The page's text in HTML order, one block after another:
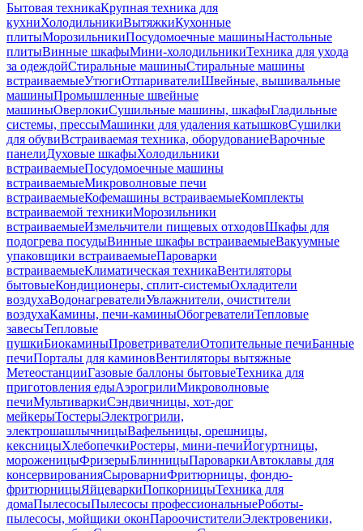
Бытовая техникаКрупная техника для
кухниХолодильникиВытяжкиКухонные
плитыМорозильникиПосудомоечные машиныНастольные
плитыВинные шкафыМини-холодильникиТехника для ухода
за одеждойСтиральные машиныСтиральные машины
встраиваемыеУтюгиОтпаривателиШвейные, вышивальные
машиныПромышленные швейные
машиныОверлокиСушильные машины, шкафыГладильные
системы, прессыМашинки для удаления катышковСушилки
для обувиВстраиваемая техника, оборудованиеВарочные
панелиДуховые шкафыХолодильники
встраиваемыеПосудомоечные машины
встраиваемыеМикроволновые печи
встраиваемыеКофемашины встраиваемыеКомплекты
встраиваемой техникиМорозильники
встраиваемыеИзмельчители пищевых отходовШкафы для
подогрева посудыВинные шкафы встраиваемыеВакуумные
упаковщики встраиваемыеПароварки
встраиваемыеКлиматическая техникаВентиляторы
бытовыеКондиционеры, сплит-системыОхладители
воздухаВодонагревателиУвлажнители, очистители
воздухаКамины, печи-каминыОбогревателиТепловые
завесыТепловые
пушкиБиокаминыПроветривателиОтопительные печиБанные
печиПорталы для каминовВентиляторы вытяжные
МетеостанцииГазовые баллоны бытовыеТехника для
приготовления едыАэрогрилиМикроволновые
печиМультиваркиСэндвичницы, хот-дог
мейкерыТостерыЭлектрогрили,
электрошашлычницыВафельницы, орешницы,
кексницыХлебопечкиРостеры, мини-печиЙогуртницы,
мороженицыФризерыБлинницыПароваркиАвтоклавы для
консервированияСыроварниФритюрницы, фондю-
фритюрницыЯйцеваркиПопкорницыТехника для
домаПылесосыПылесосы профессиональныеРоботы-
пылесосы, мойщики оконПароочистителиЭлектровеники,